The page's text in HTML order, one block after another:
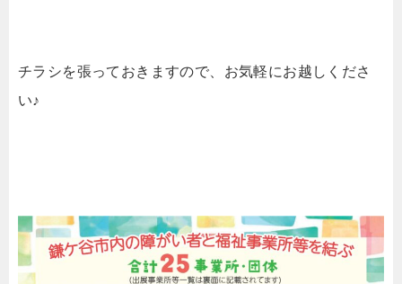
チラシを張っておきますので、お気軽にお越しくださ
い♪